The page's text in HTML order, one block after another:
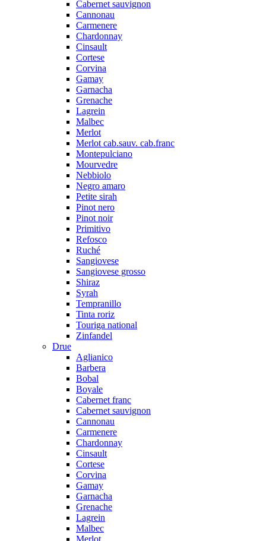
Cabernet sauvignon
Cannonau
Carmenere
Chardonnay
Cinsault
Cortese
Corvina
Gamay
Garnacha
Grenache
Lagrein
Malbec
Merlot
Merlot cab.sauv. cab.franc
Montepulciano
Mourvedre
Nebbiolo
Negro amaro
Petite sirah
Pinot nero
Pinot noir
Primitivo
Refosco
Ruché
Sangiovese
Sangiovese grosso
Shiraz
Syrah
Tempranillo
Tinta roriz
Touriga national
Zinfandel
Drue
Aglianico
Barbera
Bobal
Boyale
Cabernet franc
Cabernet sauvignon
Cannonau
Carmenere
Chardonnay
Cinsault
Cortese
Corvina
Gamay
Garnacha
Grenache
Lagrein
Malbec
Merlot